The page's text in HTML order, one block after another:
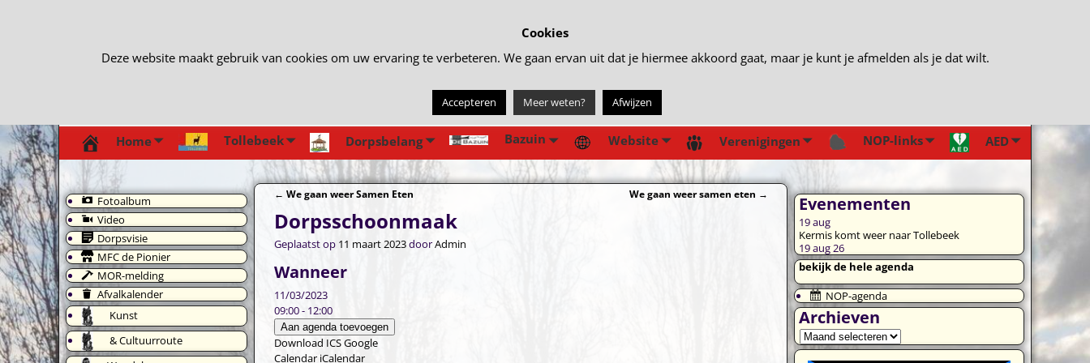
Home Tollebeek Dorpsbelang Bazuin Website Verenigingen NOP-links AED
← We gaan weer Samen Eten We gaan weer samen eten →
Dorpsschoonmaak
Geplaatst op 11 maart 2023doorAdmin
Wanneer
11/03/2023
09:00 - 12:00
Aan agenda toevoegen
Download ICSGoogle
Calendar iCalendar
Fotoalbum
Video
Dorpsvisie
MFC de Pionier
MOR-melding
Afvalkalender
Kunst
& Cultuurroute
Evenementen
19aug
Kermis komt weer naar Tollebeek
19 aug 26
bekijk de hele agenda
NOP-agenda
Archieven
Cookies
Deze website maakt gebruik van cookies om uw ervaring te verbeteren. We gaan ervan uit dat je hiermee akkoord gaat, maar je kunt je afmelden als je dat wilt.
Accepteren Meer weten? Afwijzen